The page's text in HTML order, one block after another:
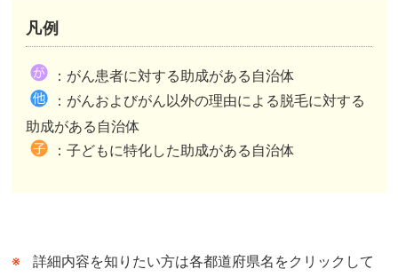
都道府県内市区町村が助成を行いその情報を都道府県がまとめたケースがあります。
市区町村独自の助成がある自治体は、自治体公式ホームページの助成事業ページまたは概要が記されたページへリンクしています。
市区町村独自の助成がない自治体は、自治体公式ホームページのトップページへリンクしています。
都道府県が行う助成との併用可、不可は市区町村によって異なります。
凡例
：がん患者に対する助成がある自治体
：がんおよびがん以外の理由による脱毛に対する
助成がある自治体
：子どもに特化した助成がある自治体
詳細内容を知りたい方は各都道府県名をクリックして